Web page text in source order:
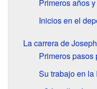
Primeros años
Inicios en el
La carrera de
Primeros pasos
Su trabajo en la